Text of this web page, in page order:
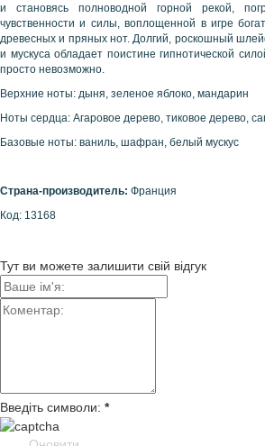
и становясь полноводной горной рекой,
чувственности и силы, воплощенной в игре
древесных и пряных нот. Долгий, роскошный
и мускуса обладает поистине гипнотической
просто невозможно.
Верхние ноты: дыня, зеленое яблоко, мандарин
Ноты сердца: Агаровое дерево, тиковое дерево,
Базовые ноты: ваниль, шафран, белый мускус
Страна-производитель: Франция
Код: 13168
Тут ви можете залишити свій відгук
Введіть символи: *